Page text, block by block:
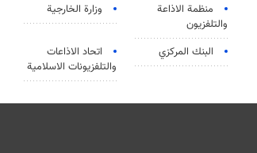
منظمة الاذاعة
والتلفزیون
وزارة الخارجية
البنك المركزي
اتحاد الاذاعات
والتلفزيونات الاسلامية